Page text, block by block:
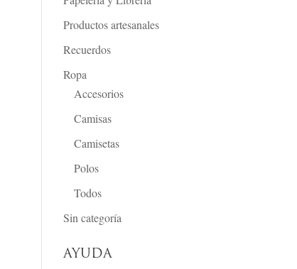
Productos artesanales
Recuerdos
Ropa
Accesorios
Camisas
Camisetas
Polos
Todos
Sin categoría
AYUDA